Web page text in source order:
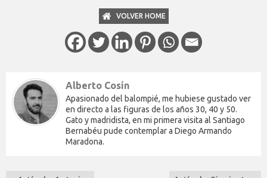
VOLVER HOME
Alberto Cosín
Apasionado del balompié, me hubiese gustado ver
en directo a las figuras de los años 30, 40 y 50.
Gato y madridista, en mi primera visita al Santiago
Bernabéu pude contemplar a Diego Armando
Maradona.